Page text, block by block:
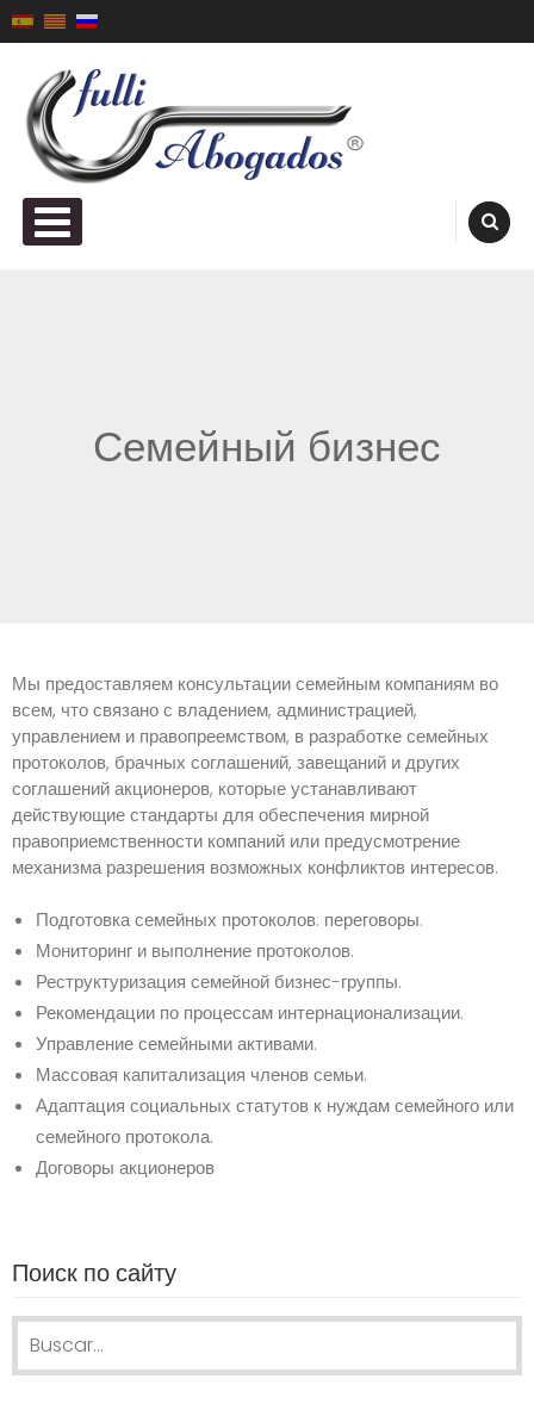
Skip to content
Fulli Abogados ®
Семейный бизнес
Мы предоставляем консультации семейным компаниям во
всем, что связано с владением, администрацией,
управлением и правопреемством, в разработке семейных
протоколов, брачных соглашений, завещаний и других
соглашений акционеров, которые устанавливают
действующие стандарты для обеспечения мирной
правоприемственности компаний или предусмотрение
механизма разрешения возможных конфликтов интересов.
Подготовка семейных протоколов: переговоры.
Мониторинг и выполнение протоколов.
Реструктуризация семейной бизнес-группы.
Рекомендации по процессам интернационализации.
Управление семейными активами.
Массовая капитализация членов семьи.
Адаптация социальных статутов к нуждам семейного или
семейного протокола.
Договоры акционеров
Поиск по сайту